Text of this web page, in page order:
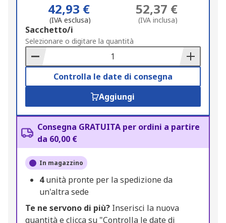
42,93 €
(IVA esclusa)
52,37 €
(IVA inclusa)
Add
to
Basket
Sacchetto/i
Selezionare o digitare la quantità
Controlla le date di consegna
Aggiungi
Consegna GRATUITA per ordini a partire
da 60,00 €
In magazzino
4unità pronte per la spedizione da
un'altra sede
Te ne servono di più? Inserisci la nuova
quantità e clicca su "Controlla le date di